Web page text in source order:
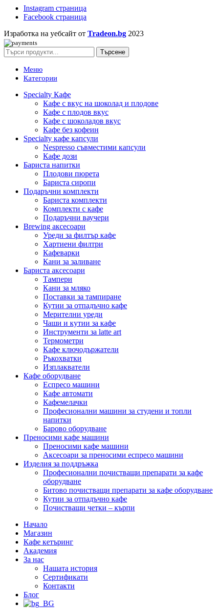
Instagram страница
Facebook страница
Изработка на уебсайт от Tradeon.bg 2023
Търсене
Меню
Категории
Specialty Кафе
Кафе с вкус на шоколад и плодове
Кафе с плодов вкус
Кафе с шоколадов вкус
Кафе без кофеин
Specialty кафе капсули
Nespresso съвместими капсули
Кафе дози
Бариста напитки
Плодови пюрета
Бариста сиропи
Подаръчни комплекти
Бариста комплекти
Комплекти с кафе
Подаръчни ваучери
Brewing аксесоари
Уреди за филтър кафе
Хартиени филтри
Кафеварки
Кани за заливане
Бариста аксесоари
Тампери
Кани за мляко
Поставки за тампиране
Кутии за отпадъчно кафе
Мерителни уреди
Чаши и кутии за кафе
Инструменти за latte art
Термометри
Кафе ключодържатели
Ръкохватки
Изплакватели
Кафе оборудване
Еспресо машини
Кафе автомати
Кафемелачки
Професионални машини за студени и топли
напитки
Барово оборудване
Преносими кафе машини
Преносими кафе машини
Аксесоари за преносими еспресо машини
Изделия за поддръжка
Професионални почистващи препарати за кафе
оборудване
Битово почистващи препарати за кафе оборудване
Кутии за отпадъчно кафе
Почистващи четки – кърпи
Начало
Магазин
Кафе кетъринг
Академия
За нас
Нашата история
Сертификати
Контакти
Блог